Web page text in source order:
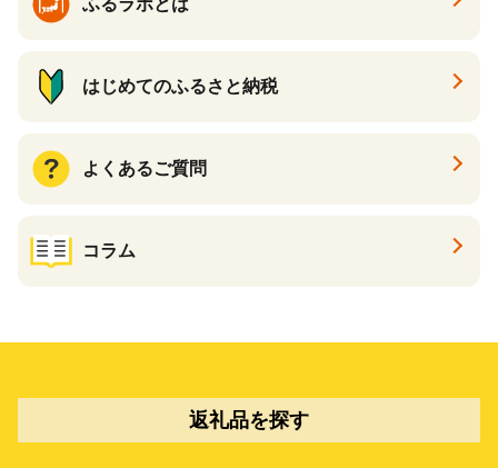
はじめてのふるさと納税
よくあるご質問
コラム
返礼品を探す